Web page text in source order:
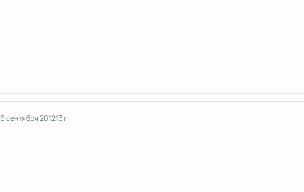
6 сентября 201213 г